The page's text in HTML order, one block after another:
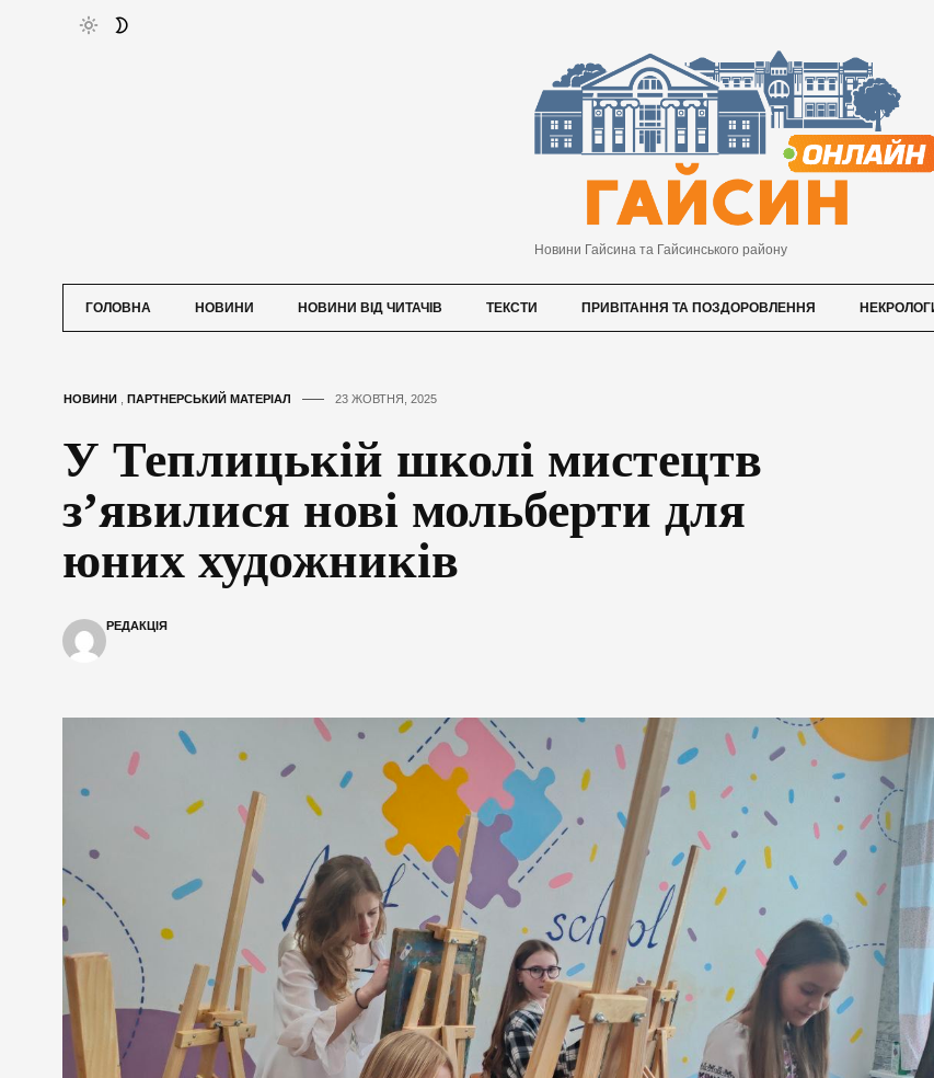
Новини Гайсина та Гайсинського району
ГОЛОВНА НОВИНИ НОВИНИ ВІД ЧИТАЧІВ ТЕКСТИ ПРИВІТАННЯ ТА ПОЗДОРОВЛЕННЯ
НОВИНИ ПАРТНЕРСЬКИЙ МАТЕРІАЛ 23 ЖОВТНЯ, 2025
У Теплицькій школі мистецтв
з’явилися нові мольберти для
юних художників
РЕДАКЦІЯ